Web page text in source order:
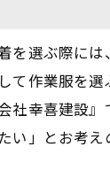
を選ぶ際に
て作業服を
社幸喜建設』
い」とお考